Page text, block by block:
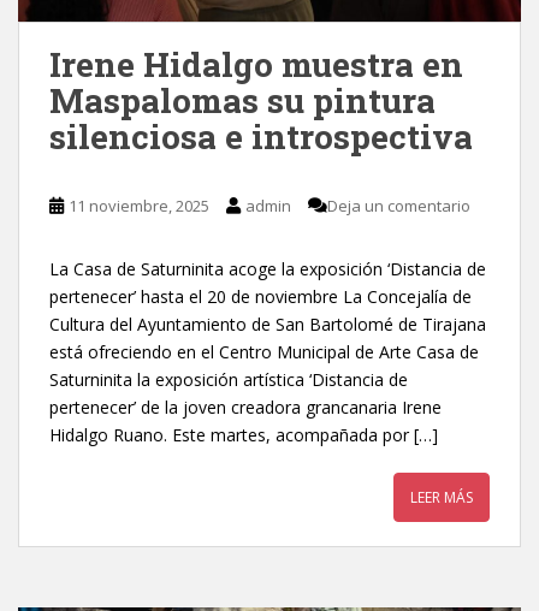
Irene Hidalgo muestra en
Maspalomas su pintura
silenciosa e introspectiva
11 noviembre, 2025 admin Deja un comentario
La Casa de Saturninita acoge la exposición ‘Distancia de
pertenecer’ hasta el 20 de noviembre La Concejalía de
Cultura del Ayuntamiento de San Bartolomé de Tirajana
está ofreciendo en el Centro Municipal de Arte Casa de
Saturninita la exposición artística ‘Distancia de
pertenecer’ de la joven creadora grancanaria Irene
Hidalgo Ruano. Este martes, acompañada por […]
LEER MÁS